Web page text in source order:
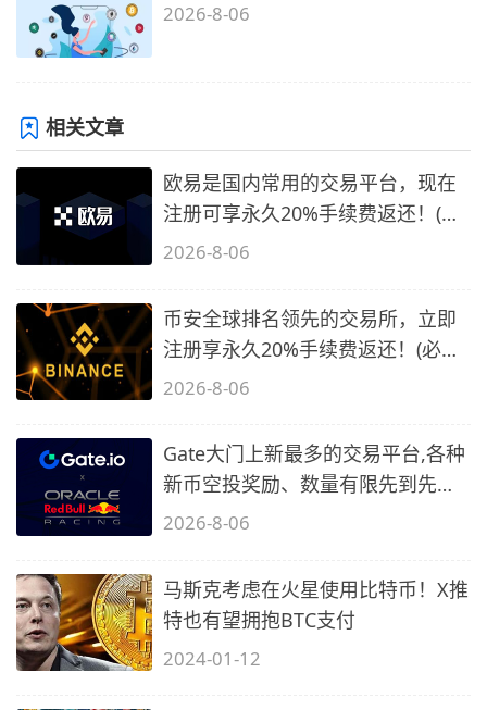
2026-8-06
相关文章
欧易是国内常用的交易平台，现在
注册可享永久20%手续费返还！(必
备1)
2026-8-06
币安全球排名领先的交易所，立即
注册享永久20%手续费返还！(必备
2)
2026-8-06
Gate大门上新最多的交易平台,各种
新币空投奖励、数量有限先到先
得…
2026-8-06
马斯克考虑在火星使用比特币！X推
特也有望拥抱BTC支付
2024-01-12